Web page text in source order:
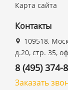
Карта сайта
Контакты
109518,
д.20, стр. 35,
8 (495) 374-
Заказать